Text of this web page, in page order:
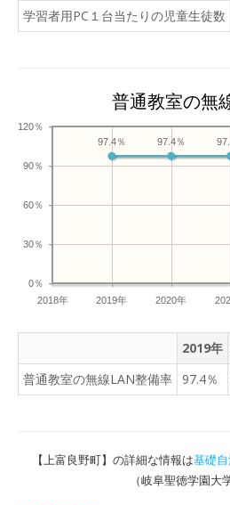
学習者用PC１台当たりの児童生徒数
普通教室の無
2018年 2019年 2020年
0％
30％
60％
90％
120％
97.4％
97.4％
2019年
普通教室の無線LAN整備率
97.4％
【上富良野町】の詳細な情報は基礎
（岐阜聖徳学園